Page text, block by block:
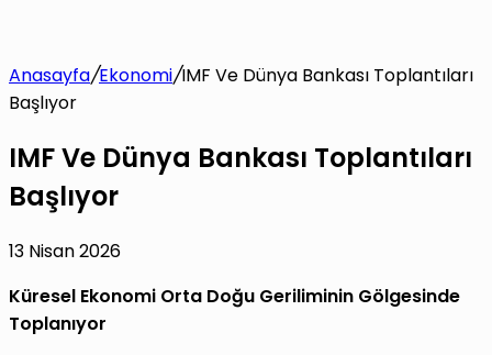
Anasayfa/Ekonomi/IMF Ve Dünya Bankası Toplantıları
Başlıyor
IMF Ve Dünya Bankası Toplantıları
Başlıyor
13 Nisan 2026
Küresel Ekonomi Orta Doğu Geriliminin Gölgesinde
Toplanıyor